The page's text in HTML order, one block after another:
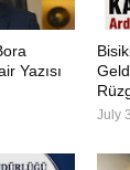
Yazısı
July